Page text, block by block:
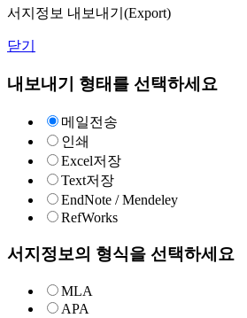
서지정보 내보내기(Export)
닫기
내보내기 형태를 선택하세요
메일전송
인쇄
Excel저장
Text저장
EndNote / Mendeley
RefWorks
서지정보의 형식을 선택하세요
MLA
APA